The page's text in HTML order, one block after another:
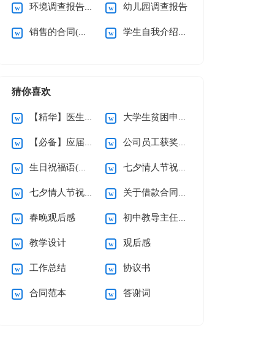
环境调查报告汇编15篇 幼儿园调查报告
销售的合同(通用15篇) 学生自我介绍(集锦15篇)
猜你喜欢
【精华】医生的辞职报告三篇 大学生贫困申请书(精选15篇)
【必备】应届生求职信四篇 公司员工获奖感言
生日祝福语(精选15篇) 七夕情人节祝福语汇编15篇
七夕情人节祝福语汇编15篇 关于借款合同合集15篇
春晚观后感 初中教导主任个人述职报告
教学设计 观后感
工作总结 协议书
合同范本 答谢词